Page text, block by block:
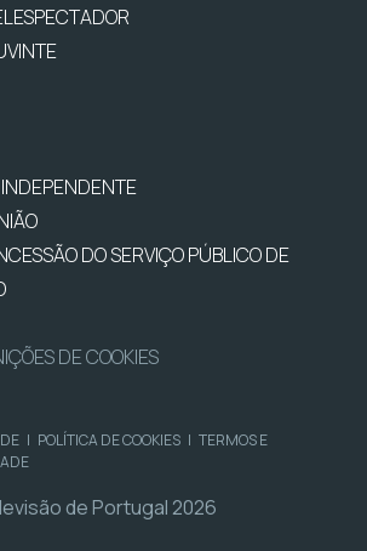
DO SERVIÇO PÚBLICO DE
DE COOKIES
| POLÍTICA DE COOKIES | TERMOS E
de Portugal 2026